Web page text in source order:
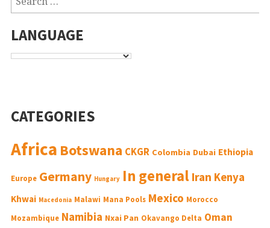
LANGUAGE
CATEGORIES
Africa Botswana CKGR Colombia Dubai Ethiopia
Europe Germany Hungary In general Iran Kenya
Khwai Macedonia Malawi Mana Pools Mexico Morocco
Mozambique Namibia Nxai Pan Okavango Delta Oman